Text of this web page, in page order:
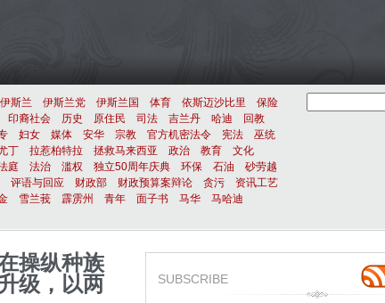
伊斯兰 伊斯兰党 伊斯兰国 体育 依斯迈沙比里
保险
印裔社会 历史 原住民 司法 吉兰丹 哈迪
回教
妇女 媒体 安华 宗教 官方机密法令 宪法
巫统
丁 拉惹柏特拉 拯救马来西亚 政治 教育
文化
庭 法治 滥权 独立50周年庆典 环保 石油
砂劳越
评语与回应 财政部 财政预算案辩论 贪污
资讯工艺
雪兰莪 霹雳州 青年 面子书 马华
马哈迪
操纵种族
级，以两
SUBSCRIBE